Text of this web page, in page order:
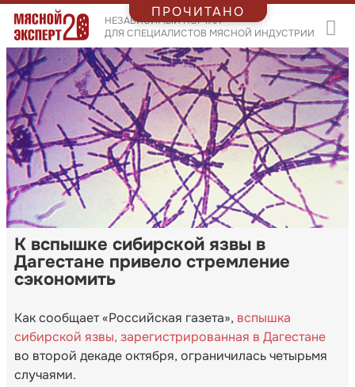
НЕЗАВИСИМЫЙ ПОРТАЛ
ДЛЯ СПЕЦИАЛИСТОВ МЯСНОЙ ИНДУСТРИИ
К вспышке сибирской язвы в
Дагестане привело стремление
сэкономить
Как сообщает «Российская газета», вспышка
сибирской язвы, зарегистрированная в Дагестане
во второй декаде октября, ограничилась четырьмя
случаями.
ПРОЧИТАНО